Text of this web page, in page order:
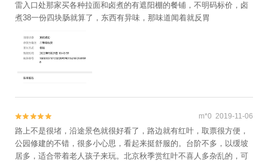
雷入口处那家买各种拉面和卤煮的有遮阳棚的餐铺，不明码标价，卤
煮38一份四块肠就算了，东西有异味，那味道闻着就反胃

 m*0 2019-11-06
路上不是很堵，沿途景色就很好看了，路边就有红叶，取票很方便，
公园修建的不错，很多小心思，看起来挺舒服的。台阶不多，以缓坡
居多，适合带着老人孩子来玩。北京秋季赏红叶不喜人多杂乱的，可